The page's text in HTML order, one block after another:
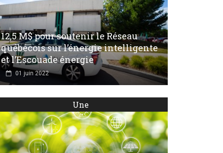
12,5 M$ pour soutenir le Réseau
québécois sur l’énergie intelligente
et l’Escouade énergie
01 juin 2022
Une